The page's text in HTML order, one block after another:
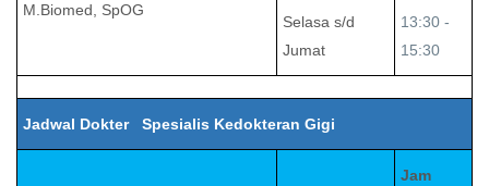
M.Biomed, SpOG
Selasa s/d
Jumat
13:30 -
15:30
Jadwal Dokter Spesialis Kedokteran Gigi
Jam